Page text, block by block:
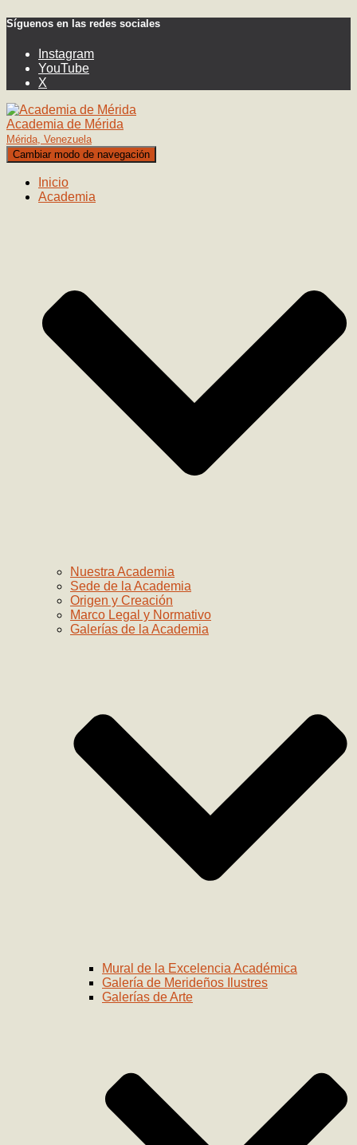
Síguenos en las redes sociales
Instagram
YouTube
X
Academia de Mérida
Mérida, Venezuela
Cambiar modo de navegación
Inicio
Academia
Nuestra Academia
Sede de la Academia
Origen y Creación
Marco Legal y Normativo
Galerías de la Academia
Mural de la Excelencia Académica
Galería de Merideños Ilustres
Galerías de Arte